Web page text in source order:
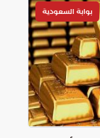
بوابة السعودية